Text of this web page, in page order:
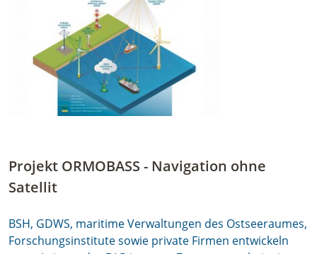
Projekt ORMOBASS - Navigation ohne
Satellit
BSH, GDWS, maritime Verwaltungen des Ostseeraumes,
Forschungsinstitute sowie private Firmen entwickeln